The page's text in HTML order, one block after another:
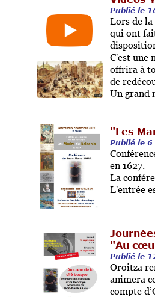
Publié le
Lors de
qui ont
C'est une
offrira à
de
Un grand
"Les
Publié le
en 1627.
La
L'entrée
"Au
Publié le
Oroitza
animera
compte